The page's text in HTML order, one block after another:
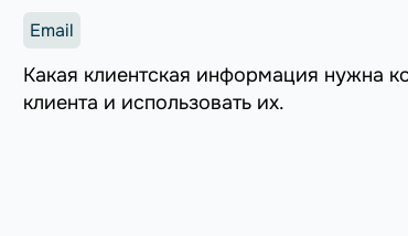
Email
Какая клиентская информация нужна
клиента и использовать их.